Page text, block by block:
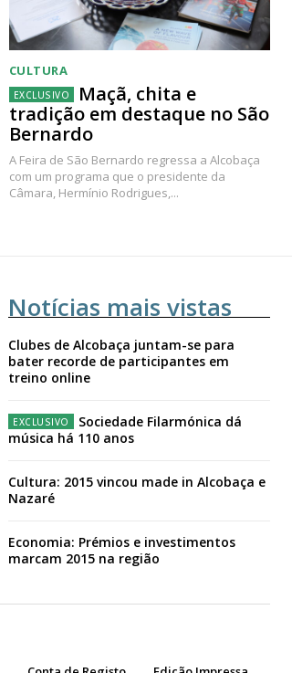
CULTURA
Maçã, chita e
tradição em destaque no São
Bernardo
A Feira de São Bernardo regressa a Alcobaça
com um programa que o presidente da
Câmara, Hermínio Rodrigues,...
Notícias mais vistas
Clubes de Alcobaça juntam-se para
bater recorde de participantes em
treino online
Sociedade Filarmónica dá
música há 110 anos
Cultura: 2015 vincou made in Alcobaça e
Nazaré
Economia: Prémios e investimentos
marcam 2015 na região